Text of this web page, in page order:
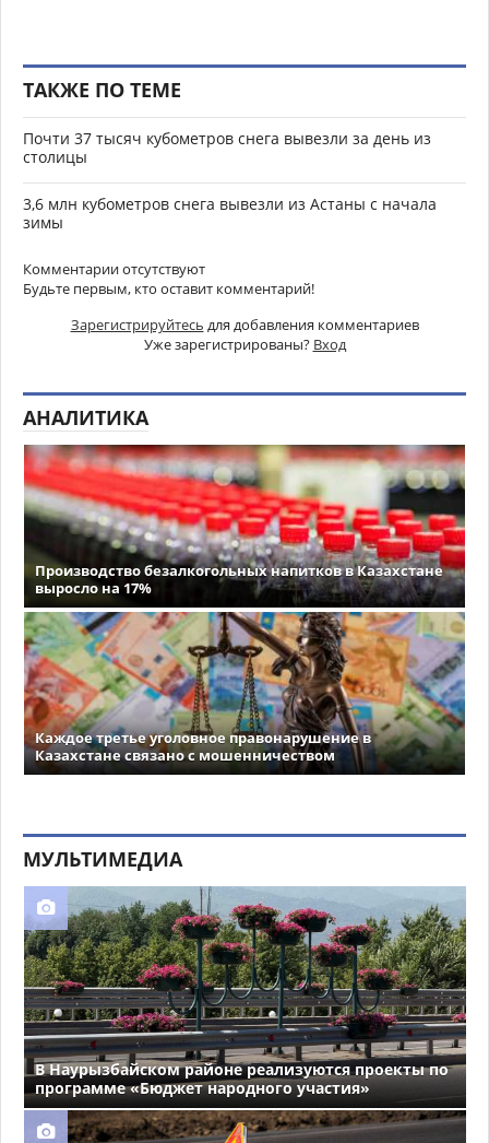
ТАКЖЕ ПО ТЕМЕ
Почти 37 тысяч кубометров снега вывезли за день из
столицы
3,6 млн кубометров снега вывезли из Астаны с начала
зимы
Комментарии отсутствуют
Будьте первым, кто оставит комментарий!
Зарегистрируйтесь для добавления комментариев
Уже зарегистрированы? Вход
АНАЛИТИКА
Производство безалкогольных напитков в Казахстане
выросло на 17%
Каждое третье уголовное правонарушение в
Казахстане связано с мошенничеством
МУЛЬТИМЕДИА
В Наурызбайском районе реализуются проекты по
программе «Бюджет народного участия»